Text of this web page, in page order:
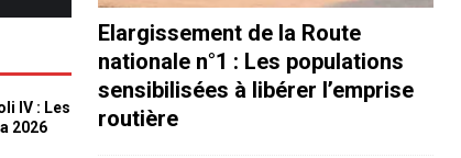
IV : Les
2026
Elargissement de la Route
nationale n°1 : Les populations
sensibilisées à libérer l’emprise
routière